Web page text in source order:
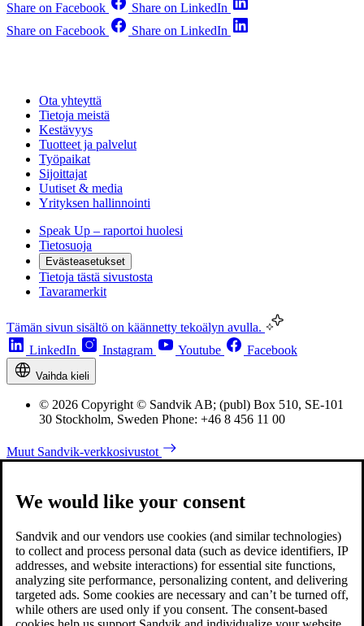
Share on Facebook
Share on LinkedIn
Share on Facebook
Share on LinkedIn
Ota yhteyttä
Tietoja meistä
Kestävyys
Tuotteet ja palvelut
Työpaikat
Sijoittajat
Uutiset & media
Yrityksen hallinnointi
Speak Up – raportoi huolesi
Tietosuoja
Evästeasetukset
Tietoja tästä sivustosta
Tavaramerkit
Tämän sivun sisältö on käännetty tekoälyn avulla.
LinkedIn
Instagram Youtube Facebook
Vaihda kieli
© 2026 Copyright © Sandvik AB; (publ) Box 510, SE-101
30 Stockholm, Sweden Phone: +46 8 456 11 00
Muut Sandvik-verkkosivustot
We would like your consent
Sandvik and our vendors use cookies (and similar technologies)
to collect and process personal data (such as device identifiers, IP
addresses, and website interactions) for essential site functions,
analyzing site performance, personalizing content, and delivering
targeted ads. Some cookies are necessary and can’t be turned off,
while others are used only if you consent. The consent-based